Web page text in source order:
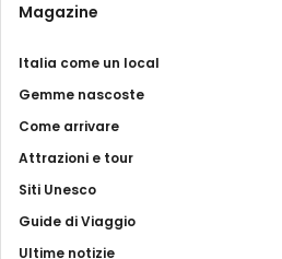
Magazine
Italia come un local
Gemme nascoste
Come arrivare
Attrazioni e tour
Siti Unesco
Guide di Viaggio
Ultime notizie